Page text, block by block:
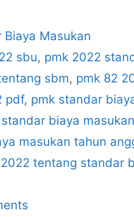
Biaya Masukan
sbu, pmk 2022
sbm, pmk 82
pdf, pmk standar
biaya
masukan tahun
tentang standar